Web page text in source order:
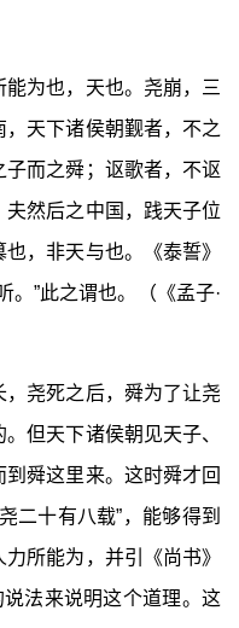
为也，天也。尧崩，三
天下诸侯朝觐者，不之
而之舜；讴歌者，不讴
然后之中国，践天子位
，非天与也。《泰誓》
。”此之谓也。（《孟子·
尧死之后，舜为了让尧
但天下诸侯朝见天子、
舜这里来。这时舜才回
二十有八载”，能够得到
所能为，并引《尚书》
说法来说明这个道理。这